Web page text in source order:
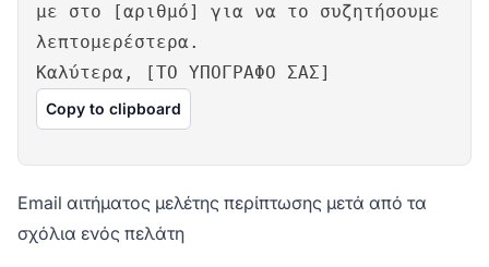
με στο [αριθμό] για να το συζητήσουμε
λεπτομερέστερα.
Καλύτερα, [ΤΟ ΥΠΟΓΡΑΦΟ ΣΑΣ]
Copy to clipboard
Email αιτήματος μελέτης περίπτωσης μετά από τα
σχόλια ενός πελάτη